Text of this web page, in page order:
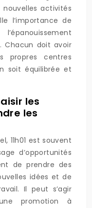
activités
l’importance de
Chacun doit avoir
propres centres
soit équilibrée et
les
les
11h01 est souvent
d’opportunités
de prendre des
idées et de
Il peut s’agir
promotion à